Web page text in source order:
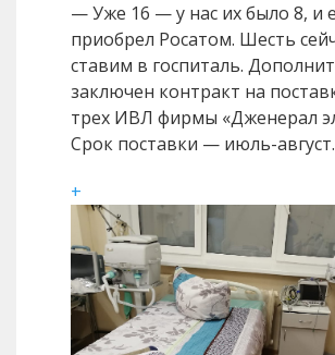
— Уже 16 — у нас их было 8, и
приобрел Росатом. Шесть
ставим в госпиталь.
заключен контракт на
трех ИВЛ фирмы «Дженерал
Срок поставки — июль-август.
+